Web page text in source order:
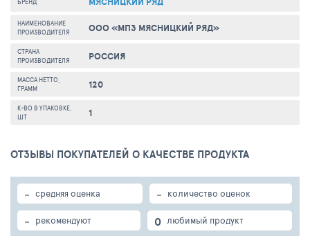
БРЕНД
НАИМЕНОВАНИЕ
ПРОИЗВОДИТЕЛЯ
ООО «МПЗ МЯСНИЦКИЙ РЯД»
СТРАНА
ПРОИЗВОДИТЕЛЯ
РОССИЯ
МАССА НЕТТО,
ГРАММ
120
К-ВО В УПАКОВКЕ,
ШТ
1
ОТЗЫВЫ ПОКУПАТЕЛЕЙ О КАЧЕСТВЕ ПРОДУКТА
- средняя оценка - количество оценок
- рекомендуют 0 любимый продукт